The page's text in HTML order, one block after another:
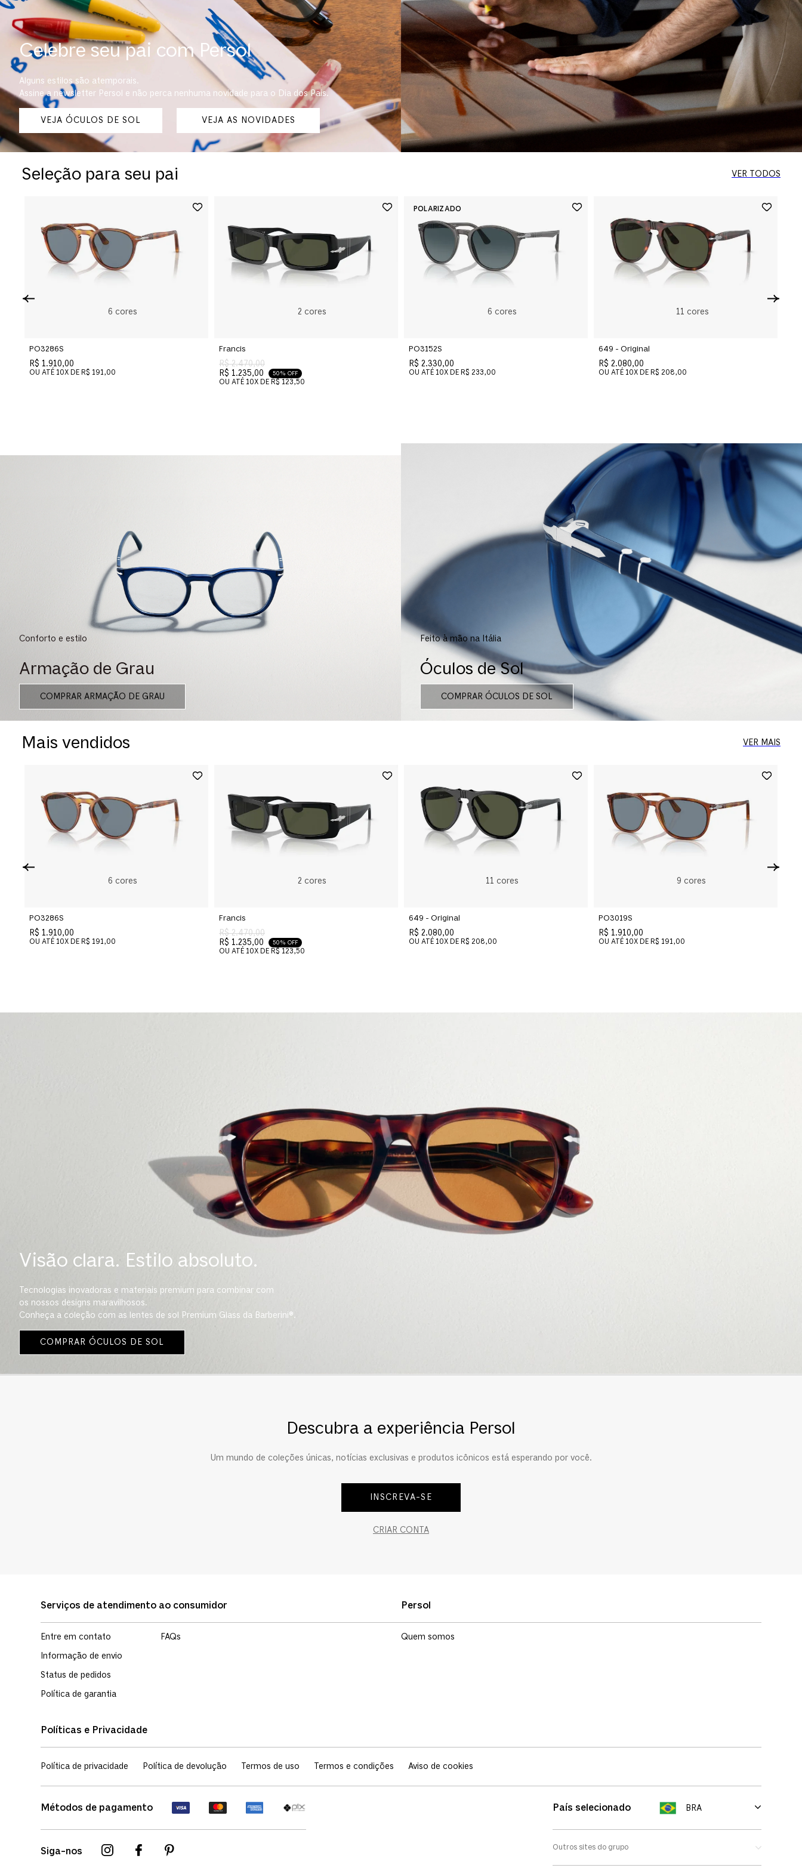
Celebre seu pai com Persol
Alguns estilos são atemporais.
Assine a newsletter Persol e não perca nenhuma novidade para o Dia dos Pais.
VEJA ÓCULOS DE SOL VEJA AS NOVIDADES
Seleção para seu pai VER TODOS
6 cores
PO3286S
R$ 1.910,00
OU ATÉ 10X DE R$ 191,00
2 cores
Francis
R$ 2.470,00
R$ 1.235,00
50% OFF
OU ATÉ 10X DE R$ 123,50
6 cores
PO3152S
R$ 2.330,00
OU ATÉ 10X DE R$ 233,00
11 cores
649 - Original
R$ 2.080,00
OU ATÉ 10X DE R$ 208,00
Conforto e estilo
Armação de Grau
COMPRAR ARMAÇÃO DE GRAU
Feito à mão na Itália
Óculos de Sol
COMPRAR ÓCULOS DE SOL
Mais vendidos VER MAIS
6 cores
PO3286S
R$ 1.910,00
OU ATÉ 10X DE R$ 191,00
2 cores
Francis
R$ 2.470,00
R$ 1.235,00
50% OFF
OU ATÉ 10X DE R$ 123,50
11 cores
649 - Original
R$ 2.080,00
OU ATÉ 10X DE R$ 208,00
9 cores
PO3019S
R$ 1.910,00
OU ATÉ 10X DE R$ 191,00
Visão clara. Estilo absoluto.
Tecnologias inovadoras e materiais premium para combinar com
os nossos designs maravilhosos.
Conheça a coleção com as lentes de sol Premium Glass da Barberini®.
COMPRAR ÓCULOS DE SOL
Descubra a experiência Persol
Um mundo de coleções únicas, notícias exclusivas e produtos icônicos está esperando por você.
INSCREVA-SE
CRIAR CONTA
Serviços de atendimento ao consumidor
Entre em contato
Informação de envio
Status de pedidos
Política de garantia
FAQs
Persol
Quem somos
Políticas e Privacidade
Política de privacidade Política de devolução Termos de uso Termos e condições Aviso de cookies
Métodos de pagamento
Siga-nos
País selecionado BRA
Outros sites do grupo